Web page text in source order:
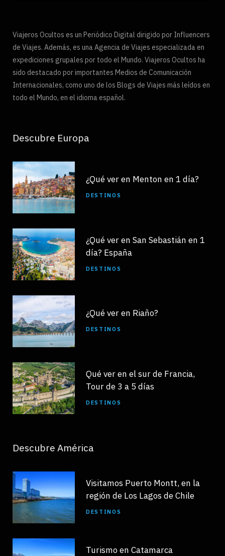
Viajeros Ocultos es un Periódico Digital dirigido por Influencers
de Viajes. Además, es una Agencia de Viajes especializada en
expediciones grupales por todo el Mundo. Viajeros Ocultos ha
sido destacado por importantes Medios de Comunicación
Internacionales, como uno de los Blogs de Viajes más leídos en
todo el Mundo, en el idioma español.
Descubre Europa
¿Qué ver en Menton en 1 día?
DESTINOS
¿Qué ver en San Sebastián en 1
día? España
DESTINOS
¿Qué ver en Riaño?
DESTINOS
Qué ver en el sur de Francia,
Tour de 3 a 5 días
DESTINOS
Descubre América
Visitamos Puerto Montt, en la
región de Los Lagos de Chile
DESTINOS
Turismo en Catamarca